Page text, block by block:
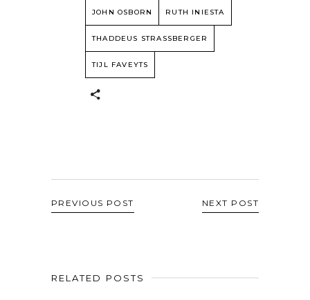
JOHN OSBORN RUTH INIESTA
THADDEUS STRASSBERGER
TIJL FAVEYTS
PREVIOUS POST NEXT POST
RELATED POSTS